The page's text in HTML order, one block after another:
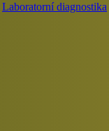
Laboratorní diagnostika